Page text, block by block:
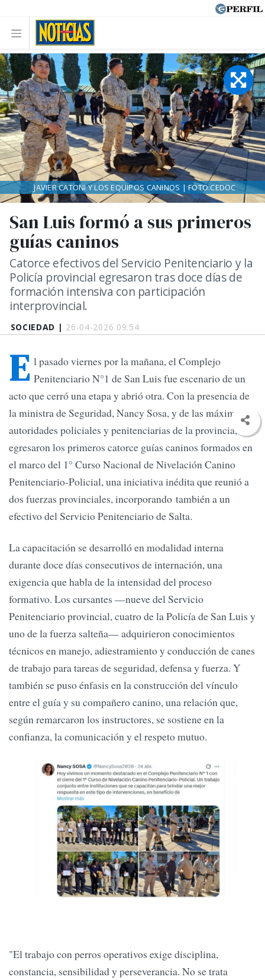
SOCIEDAD | 26-04-2026 09:54
San Luis formó a sus primeros
guías caninos
Catorce efectivos del Servicio Penitenciario y la
Policía provincial egresaron tras doce días de
formación intensiva con participación
interprovincial.
JAVIER CATONI Y LOS EQUIPOS CANINOS | FOTO:CEDOC
E l pasado viernes por la mañana, el Complejo
Penitenciario N°1 de San Luis fue escenario de un
acto que cerró una etapa y abrió otra. Con la presencia de
la ministra de Seguridad, Nancy Sosa, y de las máximas
autoridades policiales y penitenciarias de la provincia,
egresaron los primeros catorce guías caninos formados en
el marco del 1° Curso Nacional de Nivelación Canino
Penitenciario-Policial, una iniciativa inédita que reunió a
dos fuerzas provinciales, incorporando también a un
efectivo del Servicio Penitenciario de Salta.
La capacitación se desarrolló en modalidad interna
durante doce días consecutivos de internación, una
exigencia que habla de la intensidad del proceso
formativo. Los cursantes —nueve del Servicio
Penitenciario provincial, cuatro de la Policía de San Luis y
uno de la fuerza salteña— adquirieron conocimientos
técnicos en manejo, adiestramiento y conducción de canes
de trabajo para tareas de seguridad, defensa y fuerza. Y
también se puso énfasis en la construcción del vínculo
entre el guía y su compañero canino, una relación que,
según remarcaron los instructores, se sostiene en la
confianza, la comunicación y el respeto mutuo.
"El trabajo con perros operativos exige disciplina,
constancia, sensibilidad y perseverancia. No se trata